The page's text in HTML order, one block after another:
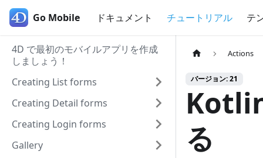
Go Mobile ドキュメント チュートリアル テ
Go Mobile
4D で最初のモバイルアプリを作成
しましょう！
Creating List forms
Creating Detail forms
Creating Login forms
Gallery
Actions
バージョン: 21
る